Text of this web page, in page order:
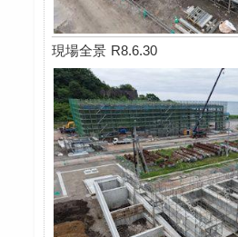
現場全景 R8.6.30